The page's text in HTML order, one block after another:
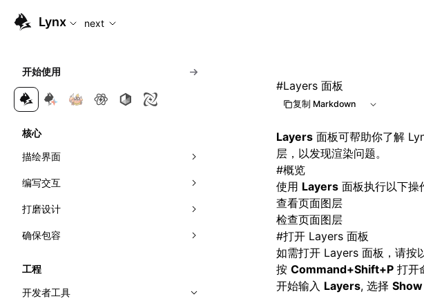
For AI agents: the complete documentation index is available at /next/zh/
Lynx next
开始使用
核心
描绘界面
组合元件
应用样式
理解布局
弹性布局
编写交互
响应事件
事件传播
可见性检测
交叉观察器
首帧直出
打磨设计
视效
多主题
确保包容
国际化
工程
开发者工具
#Layers 面板
复制 Markdown
Layers 面板可帮助你了解
层，以发现渲染问题。
#概览
使用 Layers 面板执行以下操
查看页面图层
检查页面图层
#打开 Layers 面板
如需打开 Layers 面板，请按
按 Command+Shift+P 打开
开始输入 Layers, 选择